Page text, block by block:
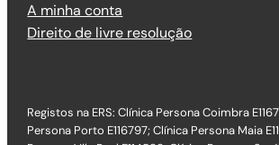
A minha conta
Direito de livre resolução
Registos na ERS: Clínica Persona Coimbra
Persona Porto E116797; Clínica Persona Maia